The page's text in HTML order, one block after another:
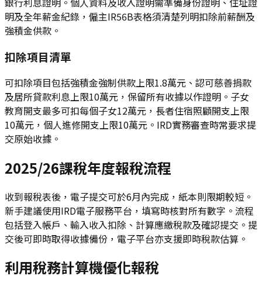
明及全年薪金紀錄，僱主IR56B表格須清楚列明扣除前薪酬及
強積金供款。
扣除項目清單
可扣除項目包括強積金強制供款上限1.8萬元、認可慈善捐款
及居所貸款利息上限10萬元，保留所有收據以作證明。子女
教育開支最多可扣每個子女12萬元，長者住宿照顧開支上限
10萬元，個人進修開支上限10萬元。IRD實務審查時常要求提
交原始收據。
2025/26課稅年度報稅流程
收到報稅表後，電子提交可於6月內完成，紙本則限期較短。
新手建議使用IRD電子服務平台，填寫時核對所有數字。流程
包括登入帳戶、輸入收入扣除、計算應繳稅款及確認提交。提
交後可即時取得收據備份，電子平台亦支援即時稅款估算。
利用稅務計算機優化報稅